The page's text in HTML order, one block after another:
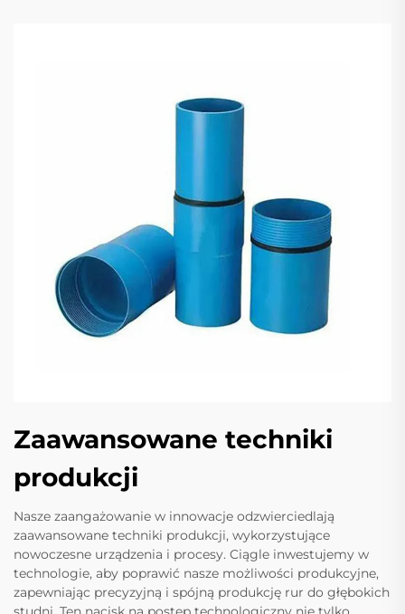
Zaawansowane techniki
produkcji
Nasze zaangażowanie w innowacje odzwierciedlają
zaawansowane techniki produkcji, wykorzystujące
nowoczesne urządzenia i procesy. Ciągle inwestujemy w
technologie, aby poprawić nasze możliwości produkcyjne,
zapewniając precyzyjną i spójną produkcję rur do głębokich